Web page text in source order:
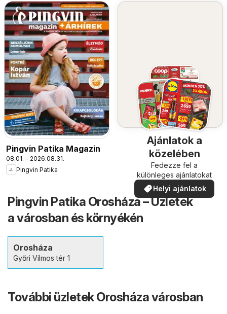
Pingvin Patika Magazin
08.01. - 2026.08.31.
Pingvin Patika
Ajánlatok a
közelében
Fedezze fel a
különleges ajánlatokat
Helyi ajánlatok
Pingvin Patika Orosháza – Üzletek
a városban és környékén
Orosháza
Győri Vilmos tér 1
További üzletek Orosháza városban